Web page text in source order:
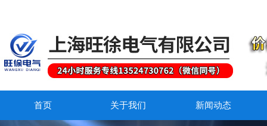
首页 关于我们 新闻动态